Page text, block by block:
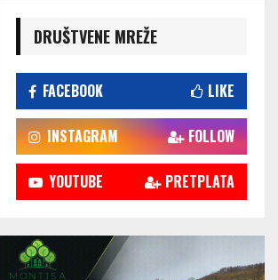
DRUŠTVENE MREŽE
FACEBOOK LIKE
INSTAGRAM FOLLOW
YOUTUBE PRETPLATA